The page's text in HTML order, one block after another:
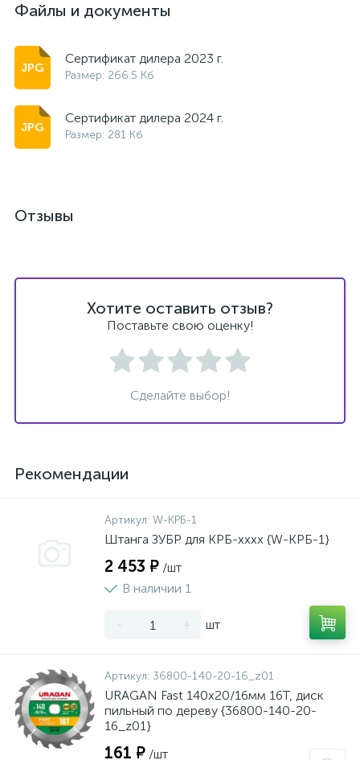
Файлы и документы
Сертификат дилера 2023 г.
Размер: 266.5 Кб
Сертификат дилера 2024 г.
Размер: 281 Кб
Отзывы
Хотите оставить отзыв?
Поставьте свою оценку!
Сделайте выбор!
Рекомендации
Артикул: W-КРБ-1
Штанга ЗУБР для КРБ-хххх {W-КРБ-1}
2 453 ₽ /шт
В наличии 1
- + шт
Артикул: 36800-140-20-16_z01
URAGAN Fast 140x20/16мм 16Т, диск
пильный по дереву {36800-140-20-
16_z01}
161 ₽ /шт